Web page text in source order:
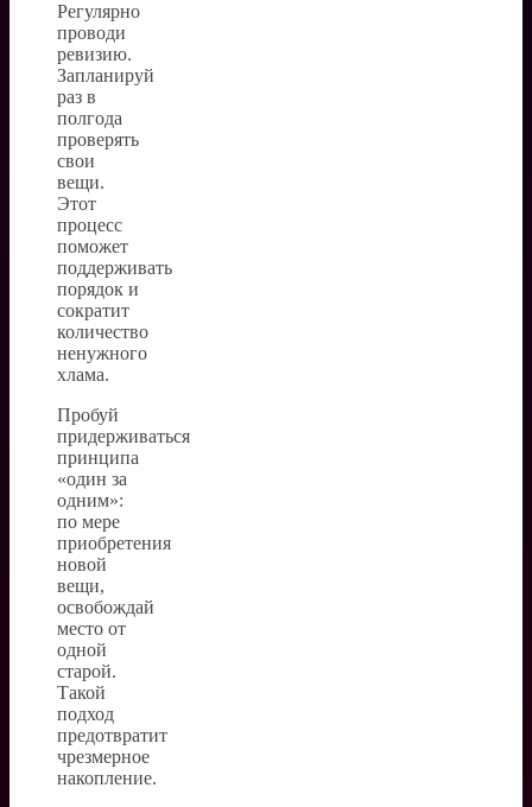
Регулярно
проводи
ревизию.
Запланируй
раз в
полгода
проверять
свои
вещи.
Этот
процесс
поможет
поддерживать
порядок и
сократит
количество
ненужного
хлама.
Пробуй
придерживаться
принципа
«один за
одним»:
по мере
приобретения
новой
вещи,
освобождай
место от
одной
старой.
Такой
подход
предотвратит
чрезмерное
накопление.